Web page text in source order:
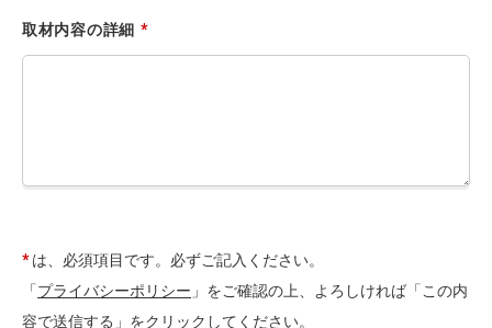
取材内容の詳細 *
*は、必須項目です。必ずご記入ください。
「プライバシーポリシー 」をご確認の上、よろしければ「この内
容で送信する」をクリックしてください。